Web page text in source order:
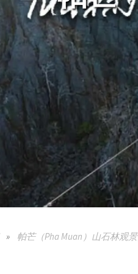
帕芒（Pha Muan）山石林观